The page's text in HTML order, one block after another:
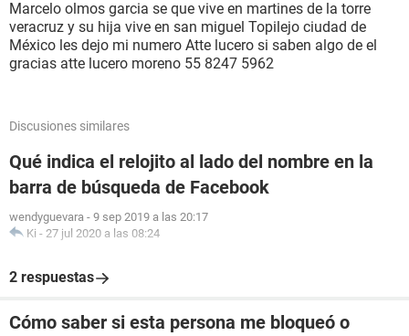
Marcelo olmos garcia se que vive en martines de la torre
veracruz y su hija vive en san miguel Topilejo ciudad de
México les dejo mi numero Atte lucero si saben algo de el
gracias atte lucero moreno 55 8247 5962
Discusiones similares
Qué indica el relojito al lado del nombre en la
barra de búsqueda de Facebook
wendyguevara - 9 sep 2019 a las 20:17
Ki - 27 jul 2020 a las 08:24
2 respuestas
Cómo saber si esta persona me bloqueó o